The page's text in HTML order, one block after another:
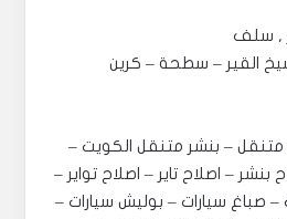
, سلف
القير – سطحة – كرين
– بنشر متنقل الكويت –
– اصلاح تاير – اصلاح تواير –
صباغ سيارات – بوليش سيارات –